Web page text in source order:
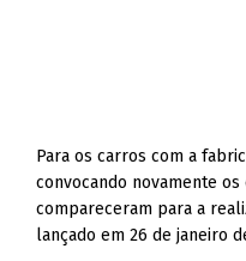
Para os carros com a
convocando novamente
compareceram para a
lançado em 26 de janeiro